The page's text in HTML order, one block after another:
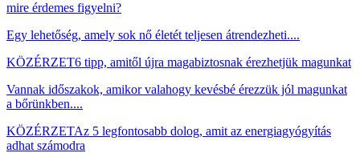
mire érdemes figyelni?
Egy lehetőség, amely sok nő életét teljesen átrendezheti....
KÖZÉRZET6 tipp, amitől újra magabiztosnak érezhetjük magunkat
Vannak időszakok, amikor valahogy kevésbé érezzük jól magunkat
a bőrünkben....
KÖZÉRZETAz 5 legfontosabb dolog, amit az energiagyógyítás
adhat számodra